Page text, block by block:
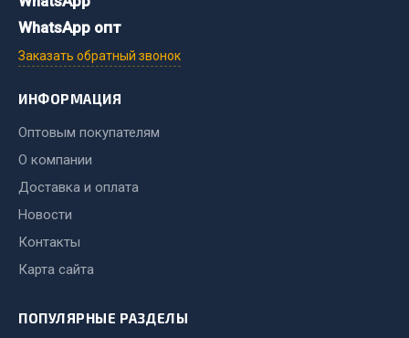
Горелки, баллоны, плитки газовые
Лампы паяльные, керосиновые
Товары для дома
Весь раздел
WhatsApp опт
Заказать обратный звонок
ИНФОРМАЦИЯ
Оптовым покупателям
О компании
Доставка и оплата
Новости
Контакты
Карта сайта
ПОПУЛЯРНЫЕ РАЗДЕЛЫ